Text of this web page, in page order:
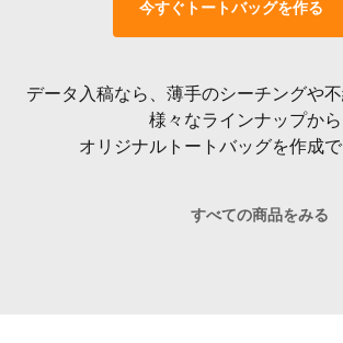
今すぐトートバッグを作る
データ入稿なら、薄手のシーチングや
様々なラインナップから
オリジナルトートバッグを作成で
すべての商品をみる